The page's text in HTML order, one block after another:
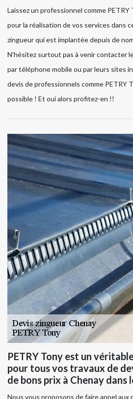
Laissez un professionnel comme PETRY
pour la réalisation de vos services dans
zingueur qui est implantée depuis de
N’hésitez surtout pas à venir contacter
par téléphone mobile ou par leurs sites
devis de professionnels comme PETRY
possible ! Et oui alors profitez-en !!
PETRY Tony est un
pour tous vos travaux de
de bons prix à Chenay dans
Nous vous proposons de faire appel aux